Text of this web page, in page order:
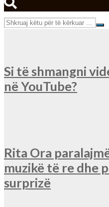
Si të shmangni
në YouTube?
Rita Ora
muzikë të re dhe
surprizë